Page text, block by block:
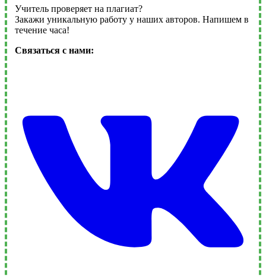
Учитель проверяет на плагиат?
Закажи уникальную работу у наших авторов. Напишем в
течение часа!
Связаться с нами: